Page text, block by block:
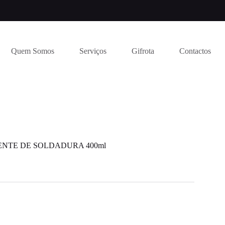
Quem Somos Serviços Gifrota Contactos
DE SOLDADURA 400ml